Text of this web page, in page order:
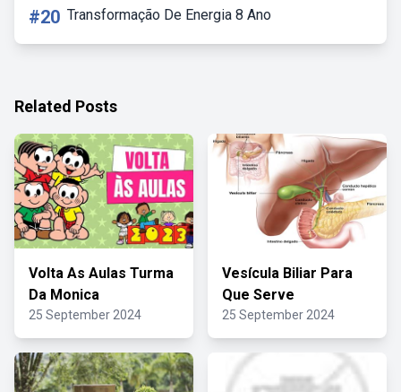
#20 Transformação De Energia 8 Ano
Related Posts
Volta As Aulas Turma
Da Monica
25 September 2024
Vesícula Biliar Para
Que Serve
25 September 2024